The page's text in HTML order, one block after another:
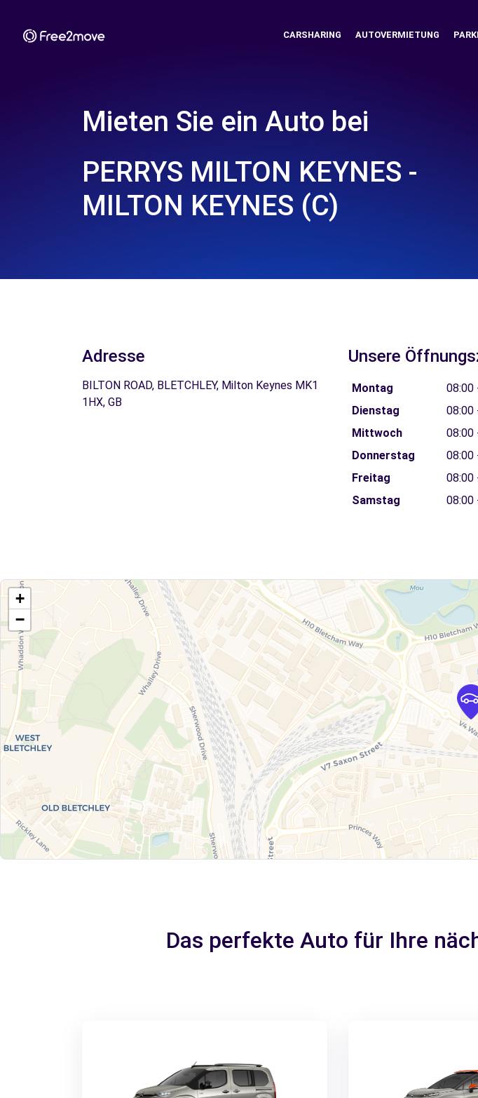
CARSHARING AUTOVERMIETUNG
Mieten Sie ein Auto bei
PERRYS MILTON KEYNES -
MILTON KEYNES (C)
Adresse
BILTON ROAD, BLETCHLEY, Milton Keynes MK1
1HX, GB
Unsere
Montag
08:00
Dienstag
08:00
Mittwoch
08:00
Donnerstag
08:00
Freitag
08:00
Samstag
08:00
+
−
Das perfekte Auto für Ihre